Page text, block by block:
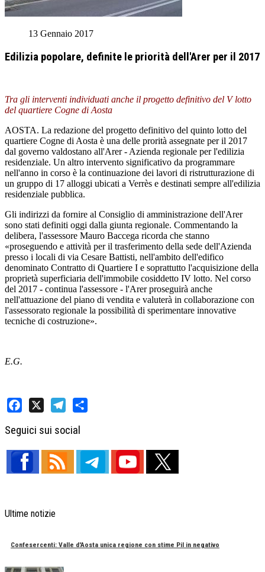
13 Gennaio 2017
Edilizia popolare, definite le priorità dell'Arer per il 2017
Tra gli interventi individuati anche il progetto definitivo del V lotto
del quartiere Cogne di Aosta
AOSTA. La redazione del progetto definitivo del quinto lotto del
quartiere Cogne di Aosta è una delle prorità assegnate per il 2017
dal governo valdostano all'Arer - Azienda regionale per l'edilizia
residenziale. Un altro intervento significativo da programmare
nell'anno in corso è la continuazione dei lavori di ristrutturazione di
un gruppo di 17 alloggi ubicati a Verrès e destinati sempre all'edilizia
residenziale pubblica.
Gli indirizzi da fornire al Consiglio di amministrazione dell'Arer
sono stati definiti oggi dalla giunta regionale. Commentando la
delibera, l'assessore Mauro Baccega ricorda che stanno
«proseguendo e attività per il trasferimento della sede dell'Azienda
presso i locali di via Cesare Battisti, nell'ambito dell'edifico
denominato Contratto di Quartiere I e soprattutto l'acquisizione della
proprietà superficiaria dell'immobile cosiddetto IV lotto. Nel corso
del 2017 - continua l'assessore - l'Arer proseguirà anche
nell'attuazione del piano di vendita e valuterà in collaborazione con
l'assessorato regionale la possibilità di sperimentare innovative
tecniche di costruzione».
E.G.
Seguici sui social
Ultime notizie
Confesercenti: Valle d'Aosta unica regione con stime Pil in negativo